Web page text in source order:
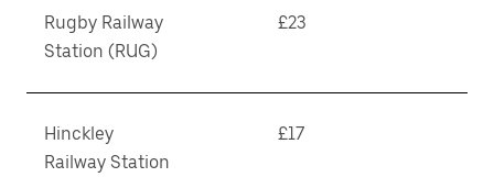
Rugby Railway
Station (RUG)
£23
Hinckley
Railway Station
£17